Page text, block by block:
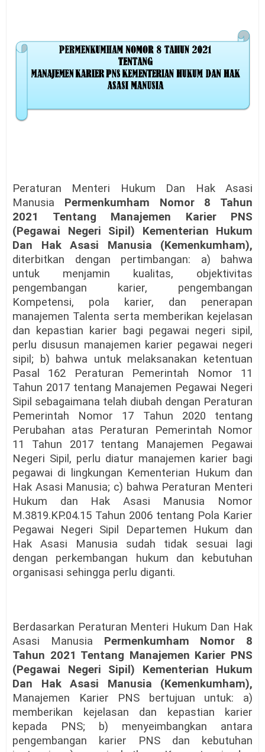
Peraturan Menteri Hukum Dan Hak Asasi
Manusia Permenkumham Nomor 8 Tahun
2021 Tentang Manajemen Karier PNS
(Pegawai Negeri Sipil) Kementerian Hukum
Dan Hak Asasi Manusia (Kemenkumham),
diterbitkan dengan pertimbangan: a) bahwa
untuk menjamin kualitas, objektivitas
pengembangan karier, pengembangan
Kompetensi, pola karier, dan penerapan
manajemen Talenta serta memberikan kejelasan
dan kepastian karier bagi pegawai negeri sipil,
perlu disusun manajemen karier pegawai negeri
sipil; b) bahwa untuk melaksanakan ketentuan
Pasal 162 Peraturan Pemerintah Nomor 11
Tahun 2017 tentang Manajemen Pegawai Negeri
Sipil sebagaimana telah diubah dengan Peraturan
Pemerintah Nomor 17 Tahun 2020 tentang
Perubahan atas Peraturan Pemerintah Nomor
11 Tahun 2017 tentang Manajemen Pegawai
Negeri Sipil, perlu diatur manajemen karier bagi
pegawai di lingkungan Kementerian Hukum dan
Hak Asasi Manusia; c) bahwa Peraturan Menteri
Hukum dan Hak Asasi Manusia Nomor
M.3819.KP.04.15 Tahun 2006 tentang Pola Karier
Pegawai Negeri Sipil Departemen Hukum dan
Hak Asasi Manusia sudah tidak sesuai lagi
dengan perkembangan hukum dan kebutuhan
organisasi sehingga perlu diganti.
Berdasarkan Peraturan Menteri Hukum Dan Hak
Asasi Manusia Permenkumham Nomor 8
Tahun 2021 Tentang Manajemen Karier PNS
(Pegawai Negeri Sipil) Kementerian Hukum
Dan Hak Asasi Manusia (Kemenkumham),
Manajemen Karier PNS bertujuan untuk: a)
memberikan kejelasan dan kepastian karier
kepada PNS; b) menyeimbangkan antara
pengembangan karier PNS dan kebutuhan